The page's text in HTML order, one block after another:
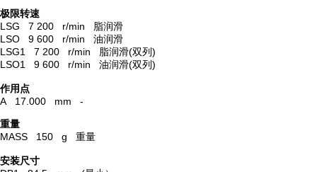
极限转速
LSG 7 200 r/min 脂润滑
LSO 9 600 r/min 油润滑
LSG1 7 200 r/min 脂润滑(双列)
LSO1 9 600 r/min 油润滑(双列)
作用点
A 17.000 mm -
重量
MASS 150 g 重量
安装尺寸